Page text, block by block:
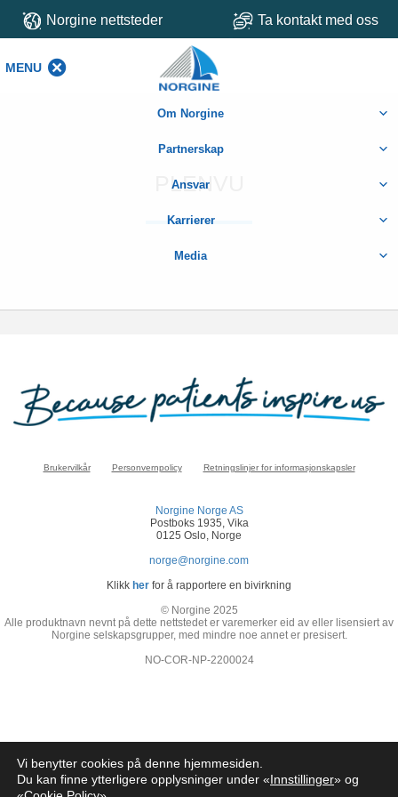
Norgine nettsteder Ta kontakt med oss
MENU
Om Norgine
Partnerskap
Ansvar
Karrierer
Media
PLENVU
Brukervilkår Personvernpolicy Retningslinjer for informasjonskapsler
Norgine Norge AS
Postboks 1935, Vika
0125 Oslo, Norge
norge@norgine.com
Klikk her for å rapportere en bivirkning
© Norgine 2025
Alle produktnavn nevnt på dette nettstedet er varemerker eid av eller lisensiert av
Norgine selskapsgrupper, med mindre noe annet er presisert.
NO-COR-NP-2200024
Vi benytter cookies på denne hjemmesiden.
Du kan finne ytterligere opplysninger under «Innstillinger» og